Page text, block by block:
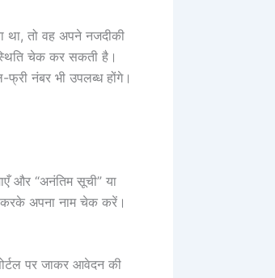
था, तो वह अपने नजदीकी
चेक कर सकती है।
नंबर भी उपलब्ध होंगे।
और “अनंतिम सूची” या
करके अपना नाम चेक करें।
पर जाकर आवेदन की